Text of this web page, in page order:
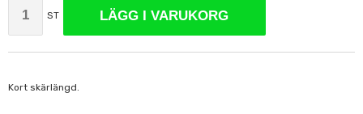
ST LÄGG I VARUKORG
Kort skärlängd.